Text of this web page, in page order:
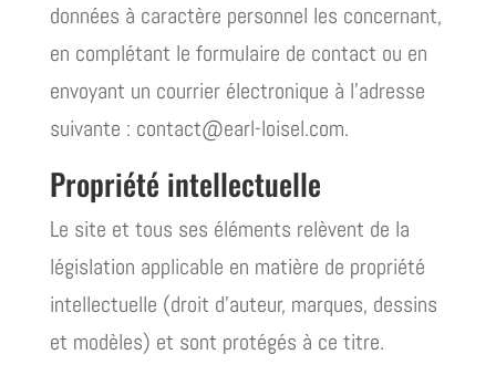
données à caractère personnel les concernant,
en complétant le formulaire de contact ou en
envoyant un courrier électronique à l’adresse
suivante : contact@earl-loisel.com.
Propriété intellectuelle
Le site et tous ses éléments relèvent de la
législation applicable en matière de propriété
intellectuelle (droit d’auteur, marques, dessins
et modèles) et sont protégés à ce titre.